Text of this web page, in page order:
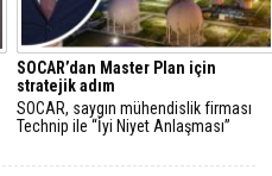
SOCAR’dan Master Plan için
stratejik adım
SOCAR, saygın mühendislik firması
Technip ile “İyi Niyet Anlaşması”
doğrultusunda yürütülecek FEED